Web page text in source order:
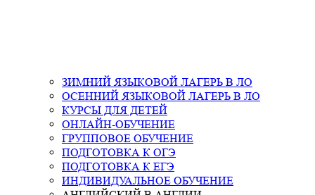
ЗИМНИЙ ЯЗЫКОВОЙ ЛАГЕРЬ В ЛО
ОСЕННИЙ ЯЗЫКОВОЙ ЛАГЕРЬ В ЛО
КУРСЫ ДЛЯ ДЕТЕЙ
ОНЛАЙН-ОБУЧЕНИЕ
ГРУППОВОЕ ОБУЧЕНИЕ
ПОДГОТОВКА К ОГЭ
ПОДГОТОВКА К ЕГЭ
ИНДИВИДУАЛЬНОЕ ОБУЧЕНИЕ